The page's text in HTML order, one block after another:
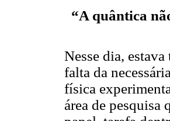
“A quântica
Nesse dia,
falta da
física
área de pesquisa